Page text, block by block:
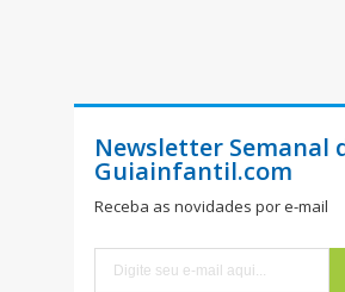
Newsletter Semanal
Guiainfantil.com
Receba as novidades por e-mail